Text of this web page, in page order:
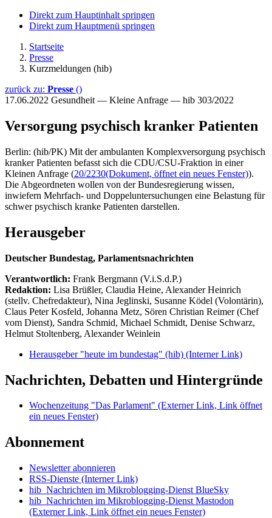
Direkt zum Hauptinhalt springen
Direkt zum Hauptmenü springen
Startseite
Presse
Kurzmeldungen (hib)
zurück zu: Presse ()
17.06.2022 Gesundheit — Kleine Anfrage — hib 303/2022
Versorgung psychisch kranker Patienten
Berlin: (hib/PK) Mit der ambulanten Komplexversorgung psychisch
kranker Patienten befasst sich die CDU/CSU-Fraktion in einer
Kleinen Anfrage (20/2230(Dokument, öffnet ein neues Fenster)).
Die Abgeordneten wollen von der Bundesregierung wissen,
inwiefern Mehrfach- und Doppeluntersuchungen eine Belastung für
schwer psychisch kranke Patienten darstellen.
Herausgeber
Deutscher Bundestag, Parlamentsnachrichten
Verantwortlich: Frank Bergmann (V.i.S.d.P.)
Redaktion: Lisa Brüßler, Claudia Heine, Alexander Heinrich
(stellv. Chefredakteur), Nina Jeglinski, Susanne Ködel (Volontärin),
Claus Peter Kosfeld, Johanna Metz, Sören Christian Reimer (Chef
vom Dienst), Sandra Schmid, Michael Schmidt, Denise Schwarz,
Helmut Stoltenberg, Alexander Weinlein
Herausgeber "heute im bundestag" (hib) (Interner Link)
Nachrichten, Debatten und Hintergründe
Wochenzeitung "Das Parlament" (Externer Link, Link öffnet
ein neues Fenster)
Abonnement
Newsletter abonnieren
RSS-Dienste (Interner Link)
hib_Nachrichten im Mikroblogging-Dienst BlueSky
hib_Nachrichten im Mikroblogging-Dienst Mastodon
(Externer Link, Link öffnet ein neues Fenster)